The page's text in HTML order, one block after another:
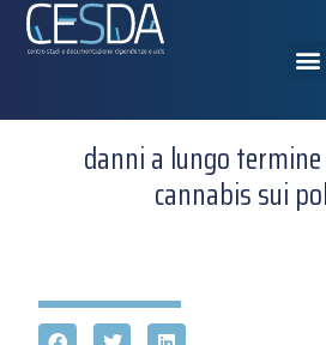
danni a lungo
cannabis sui